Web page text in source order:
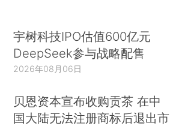
宇树科技IPO估值600亿元
DeepSeek参与战略配售
2026年08月06日
贝恩资本宣布收购贡茶 在中
国大陆无法注册商标后退出市